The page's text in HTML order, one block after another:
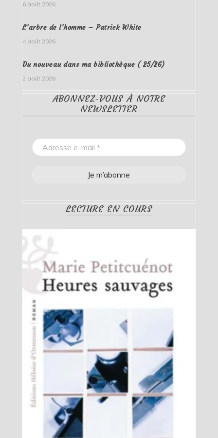
6 août 2026
L’arbre de l’homme – Patrick White
4 août 2026
Du nouveau dans ma bibliothèque ( 25/26)
2 août 2026
ABONNEZ-VOUS À NOTRE
NEWSLETTER
LECTURE EN COURS